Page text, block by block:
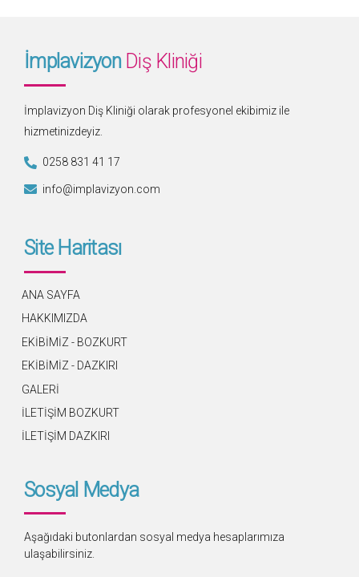
İmplavizyon Diş Kliniği
İmplavizyon Diş Kliniği olarak profesyonel ekibimiz ile
hizmetinizdeyiz.
0258 831 41 17
info@implavizyon.com
Site Haritası
ANA SAYFA
HAKKIMIZDA
EKİBİMİZ - BOZKURT
EKİBİMİZ - DAZKIRI
GALERİ
İLETİŞİM BOZKURT
İLETİŞİM DAZKIRI
Sosyal Medya
Aşağıdaki butonlardan sosyal medya hesaplarımıza
ulaşabilirsiniz.